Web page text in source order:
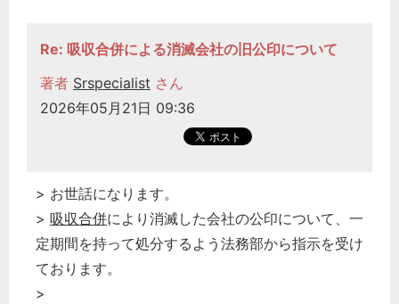
Re: 吸収合併による消滅会社の旧公印について
著者 Srspecialist さん
2026年05月21日 09:36
> お世話になります。
> 吸収合併により消滅した会社の公印について、一
定期間を持って処分するよう法務部から指示を受け
ております。
>